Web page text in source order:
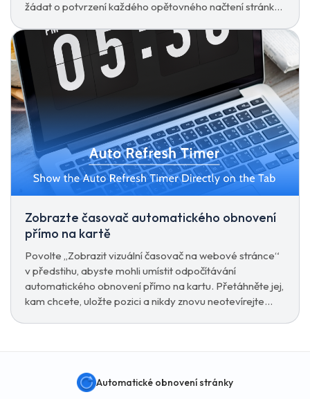
žádat o potvrzení každého opětovného načtení stránky
Zobrazte časovač automatického obnovení
přímo na kartě
Povolte „Zobrazit vizuální časovač na webové stránce“
v předstihu, abyste mohli umístit odpočítávání
automatického obnovení přímo na kartu. Přetáhněte jej,
kam chcete, uložte pozici a nikdy znovu neotevírejte
Automatické obnovení stránky